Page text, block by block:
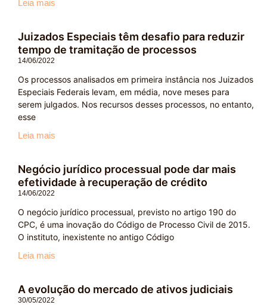
Leia mais
Juizados Especiais têm desafio para reduzir
tempo de tramitação de processos
14/06/2022
Os processos analisados em primeira instância nos Juizados
Especiais Federais levam, em média, nove meses para
serem julgados. Nos recursos desses processos, no entanto,
esse
Leia mais
Negócio jurídico processual pode dar mais
efetividade à recuperação de crédito
14/06/2022
O negócio jurídico processual, previsto no artigo 190 do
CPC, é uma inovação do Código de Processo Civil de 2015.
O instituto, inexistente no antigo Código
Leia mais
A evolução do mercado de ativos judiciais
30/05/2022